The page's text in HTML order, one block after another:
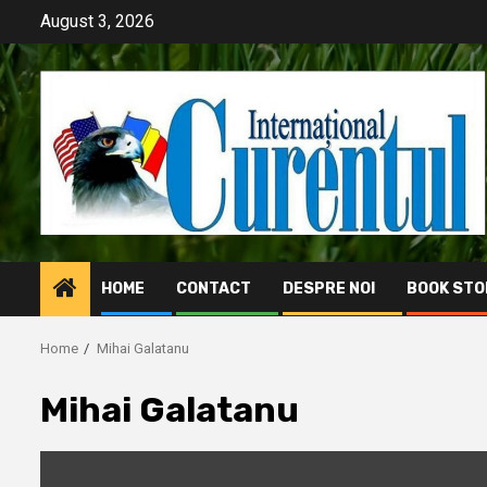
content
August 3, 2026
HOME CONTACT DESPRE NOI BOOK
Home Mihai Galatanu
Mihai Galatanu